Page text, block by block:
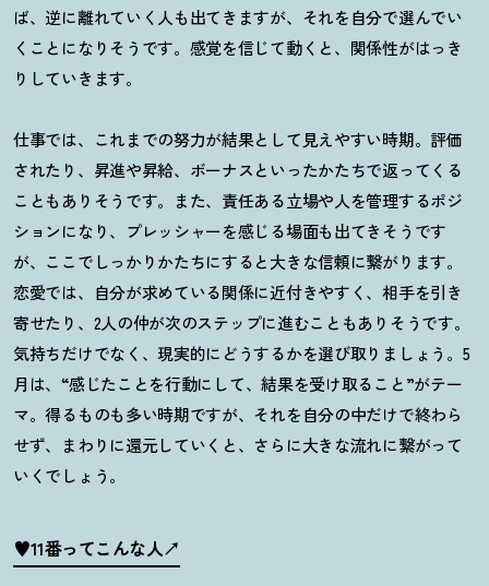
ば、逆に離れていく人も出てきますが、それを自分で選んでい
くことになりそうです。感覚を信じて動くと、関係性がはっき
りしていきます。
仕事では、これまでの努力が結果として見えやすい時期。評価
されたり、昇進や昇給、ボーナスといったかたちで返ってくる
こともありそうです。また、責任ある立場や人を管理するポジ
ションになり、プレッシャーを感じる場面も出てきそうです
が、ここでしっかりかたちにすると大きな信頼に繋がります。
恋愛では、自分が求めている関係に近付きやすく、相手を引き
寄せたり、 2人の仲が次のステップに進むこともありそうです。
気持ちだけでなく、現実的にどうするかを選び取りましょう。 5
月は、“感じたことを行動にして、結果を受け取ること”がテー
マ。得るものも多い時期ですが、それを自分の中だけで終わら
せず、まわりに還元していくと、さらに大きな流れに繋がって
いくでしょう。
♥11番ってこんな人